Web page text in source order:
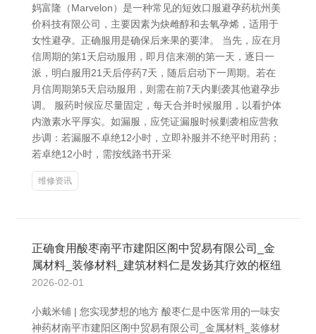
妈富隆（Marvelon）是一种常见的短效口服避孕药杭州美
价科技有限公司，主要因素为炔雌醇和去氧孕烯，适用于
女性避孕。正确服用是确保后来果的要津。 当先，应在月
信周期的第1天启动服用，即月信来潮的第一天，逐日一
派，明白服用21天后停药7天，随后启动下一周期。若在
月信周期第5天启动服用，则需在前7天内剿袭其他避孕步
调。 服药时候应尽量固定，每天合并时候服用，以看护体
内激素水平厚实。如漏服，应凭证漏服时候剿袭相应营救
步调：若漏服不卓绝12小时，立即补服并不绝平时用药；
若卓绝12小时，需按线路书开采
维修资讯
正确食用酸枣南平市建阳区阁中贸易有限公司_金
属材料_装修材料_建筑材料仁是发扬其疗效的枢纽
2026-02-01
小戴米铺 | 您实现梦想的地方 酸枣仁是中医常用的一味安
神药材南平市建阳区阁中贸易有限公司_金属材料_装修材